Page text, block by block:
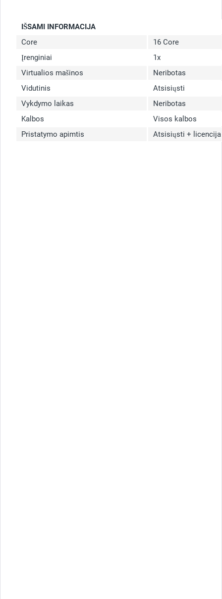
IŠSAMI INFORMACIJA
Core
16 Core
Įrenginiai
1x
Virtualios mašinos
Neribotas
Vidutinis
Atsisiųsti
Vykdymo laikas
Neribotas
Kalbos
Visos kalbos
Pristatymo apimtis
Atsisiųsti + licencija